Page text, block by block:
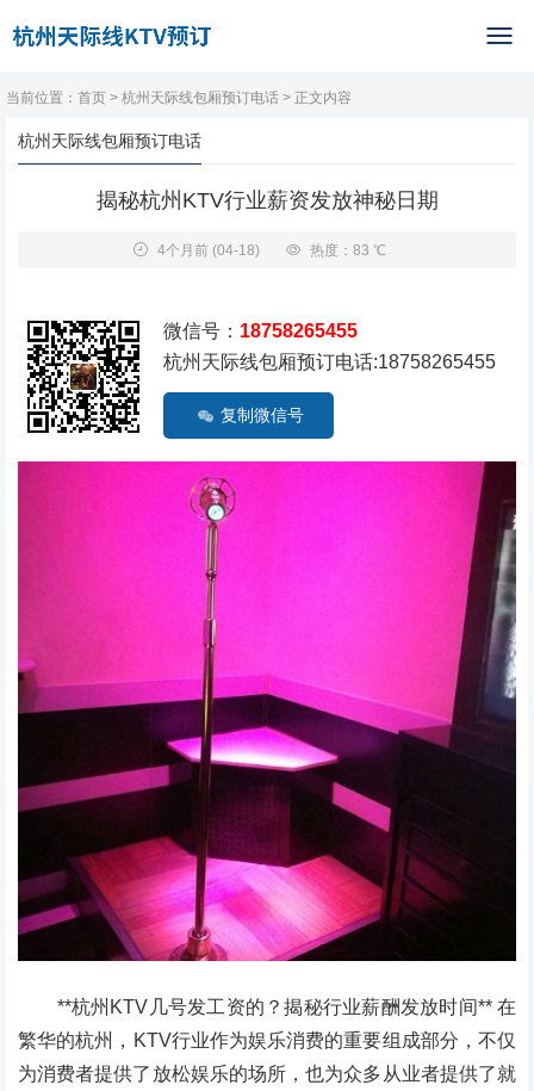
当前位置： 首页 > 杭州天际线包厢预订电话 > 正文内容
杭州天际线包厢预订电话
揭秘杭州KTV行业薪资发放神秘日期
4个月前 (04-18) 热度：83 ℃
微信号： 18758265455
杭州天际线包厢预订电话:18758265455
复制微信号
**杭州KTV几号发工资的？揭秘行业薪酬发放时间** 在
繁华的杭州，KTV行业作为娱乐消费的重要组成部分，不仅
为消费者提供了放松娱乐的场所，也为众多从业者提供了就